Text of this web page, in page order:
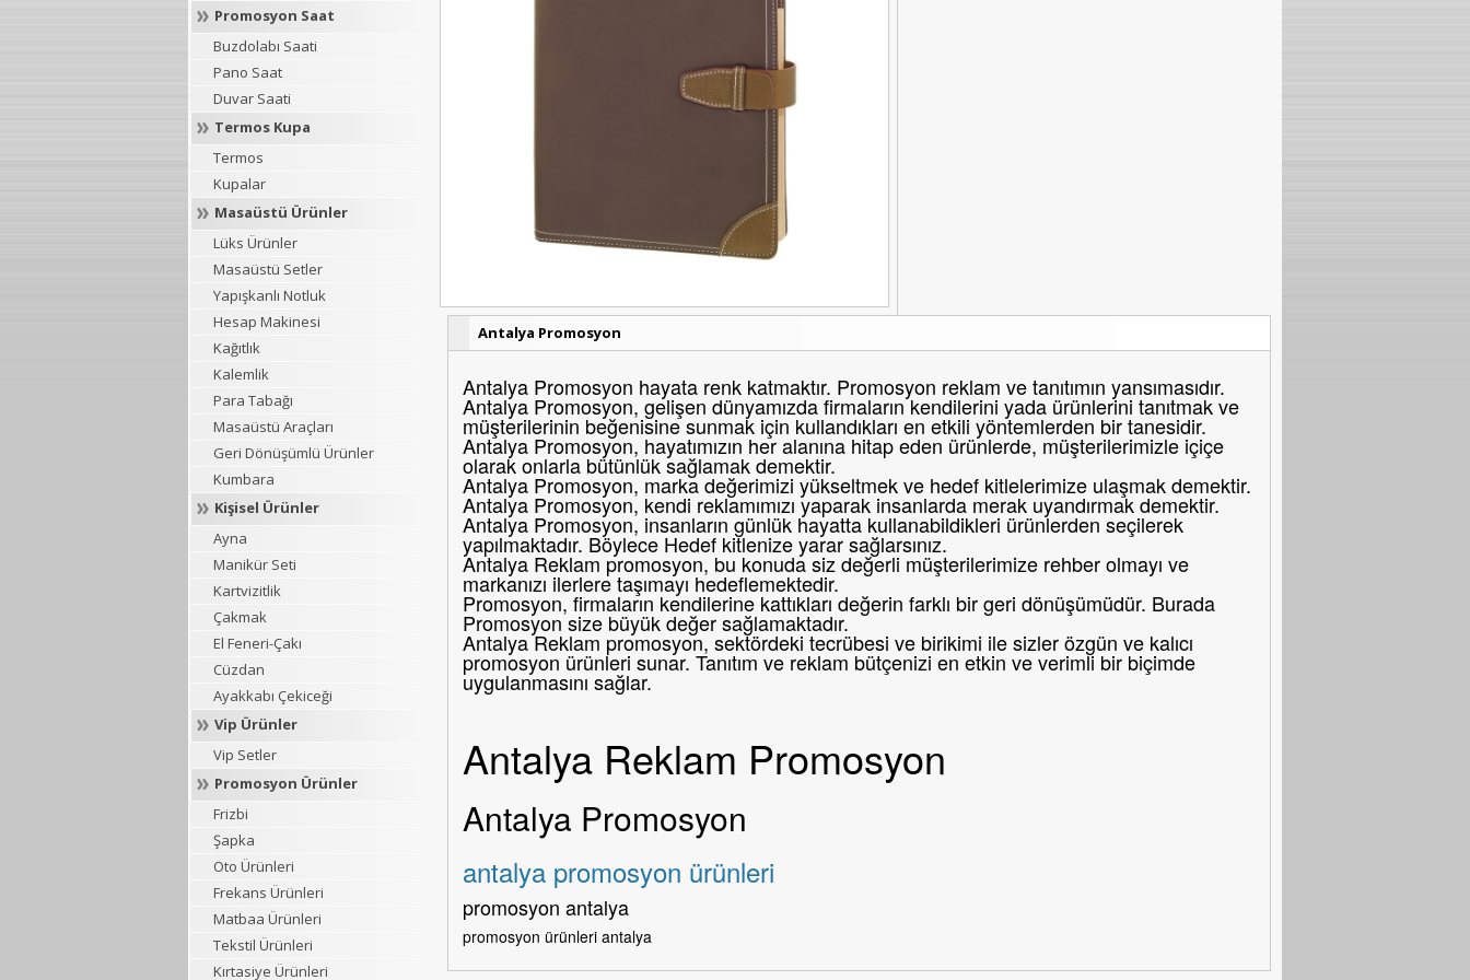
Promosyon Saat
Buzdolabı Saati
Pano Saat
Duvar Saati
Termos Kupa
Termos
Kupalar
Masaüstü Ürünler
Lüks Ürünler
Masaüstü Setler
Yapışkanlı Notluk
Hesap Makinesi
Kağıtlık
Kalemlik
Para Tabağı
Masaüstü Araçları
Geri Dönüşümlü Ürünler
Kumbara
Kişisel Ürünler
Ayna
Manikür Seti
Kartvizitlik
Çakmak
El Feneri-Çakı
Cüzdan
Ayakkabı Çekiceği
Vip Ürünler
Vip Setler
Promosyon Ürünler
Frizbi
Şapka
Oto Ürünleri
Frekans Ürünleri
Matbaa Ürünleri
Tekstil Ürünleri
Kırtasiye Ürünleri
Antalya Promosyon
Antalya Promosyon hayata renk katmaktır. Promosyon reklam ve tanıtımın yansımasıdır.
Antalya Promosyon, gelişen dünyamızda firmaların kendilerini yada ürünlerini tanıtmak ve
müşterilerinin beğenisine sunmak için kullandıkları en etkili yöntemlerden bir tanesidir.
Antalya Promosyon, hayatımızın her alanına hitap eden ürünlerde, müşterilerimizle içiçe
olarak onlarla bütünlük sağlamak demektir.
Antalya Promosyon, marka değerimizi yükseltmek ve hedef kitlelerimize ulaşmak demektir.
Antalya Promosyon, kendi reklamımızı yaparak insanlarda merak uyandırmak demektir.
Antalya Promosyon, insanların günlük hayatta kullanabildikleri ürünlerden seçilerek
yapılmaktadır. Böylece Hedef kitlenize yarar sağlarsınız.
Antalya Reklam promosyon, bu konuda siz değerli müşterilerimize rehber olmayı ve
markanızı ilerlere taşımayı hedeflemektedir.
Promosyon, firmaların kendilerine kattıkları değerin farklı bir geri dönüşümüdür. Burada
Promosyon size büyük değer sağlamaktadır.
Antalya Reklam promosyon, sektördeki tecrübesi ve birikimi ile sizler özgün ve kalıcı
promosyon ürünleri sunar. Tanıtım ve reklam bütçenizi en etkin ve verimli bir biçimde
uygulanmasını sağlar.
Antalya Reklam Promosyon
Antalya Promosyon
antalya promosyon ürünleri
promosyon antalya
promosyon ürünleri antalya